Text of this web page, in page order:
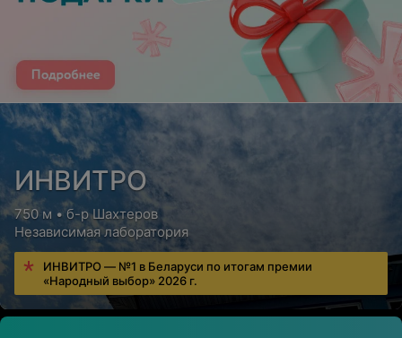
ИНВИТРО
750 м • б-р Шахтеров
Независимая лаборатория
ИНВИТРО — №1 в Беларуси по итогам премии
«Народный выбор» 2026 г.